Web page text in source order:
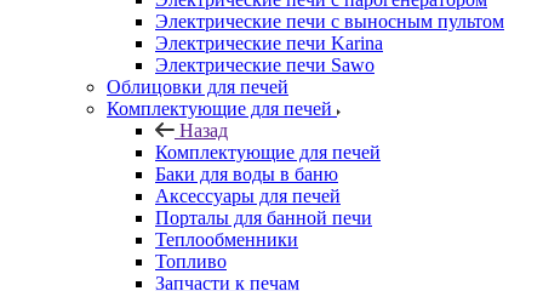
Электрические печи с выносным пультом
Электрические печи Karina
Электрические печи Sawo
Облицовки для печей
Комплектующие для печей
Назад
Комплектующие для печей
Баки для воды в баню
Аксессуары для печей
Порталы для банной печи
Теплообменники
Топливо
Запчасти к печам